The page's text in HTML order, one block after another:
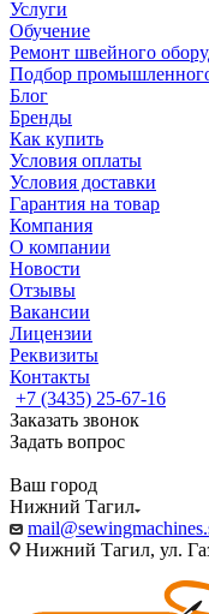
Услуги
Обучение
Ремонт швейного
Подбор
Блог
Бренды
Как купить
Условия оплаты
Условия доставки
Гарантия на товар
Компания
О компании
Новости
Отзывы
Вакансии
Лицензии
Реквизиты
Контакты
+7 (3435) 25-67-16
Заказать звонок
Задать вопрос
Ваш город
Нижний Тагил
Нижний Тагил, ул.